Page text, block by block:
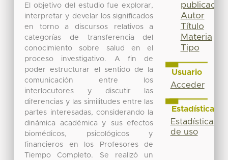
El objetivo del estudio fue explorar,
interpretar y develar los significados
en torno a discursos relativos a
categorías de transferencia del
conocimiento sobre salud en el
proceso investigativo. A fin de
poder estructurar el sentido de la
comunicación entre los
interlocutores y discutir las
diferencias y las similitudes entre las
partes interesadas, considerando la
dinámica académica y sus efectos
biomédicos, psicológicos y
financieros en los Profesores de
Tiempo Completo. Se realizó un
publicación
Autor
Título
Materia
Tipo
Usuario
Acceder
Estadísticas
Estadísticas
de uso